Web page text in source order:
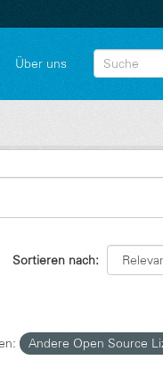
Über uns
Sortieren nach
Andere Open Source